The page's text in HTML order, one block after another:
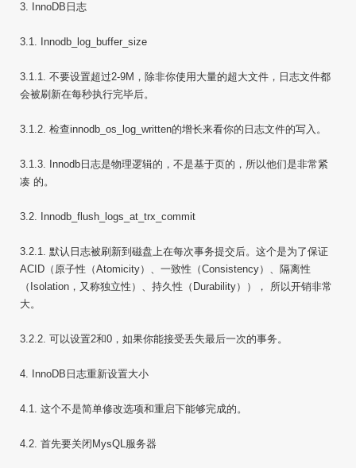
3. InnoDB日志
3.1. Innodb_log_buffer_size
3.1.1. 不要设置超过2-9M，除非你使用大量的超大文件，日志文件都
会被刷新在每秒执行完毕后。
3.1.2. 检查innodb_os_log_written的增长来看你的日志文件的写入。
3.1.3. Innodb日志是物理逻辑的，不是基于页的，所以他们是非常紧
凑 的。
3.2. Innodb_flush_logs_at_trx_commit
3.2.1. 默认日志被刷新到磁盘上在每次事务提交后。这个是为了保证
ACID（原子性（Atomicity）、一致性（Consistency）、隔离性
（Isolation，又称独立性）、持久性（Durability））， 所以开销非常
大。
3.2.2. 可以设置2和0，如果你能接受丢失最后一次的事务。
4. InnoDB日志重新设置大小
4.1. 这个不是简单修改选项和重启下能够完成的。
4.2. 首先要关闭MysQL服务器